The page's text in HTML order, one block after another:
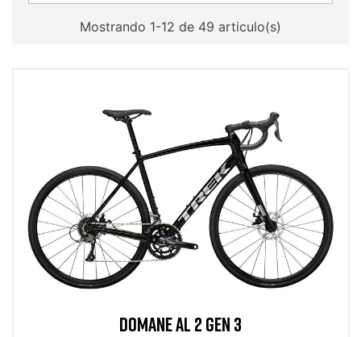
Mostrando 1-12 de 49 articulo(s)
DOMANE AL 2 GEN 3